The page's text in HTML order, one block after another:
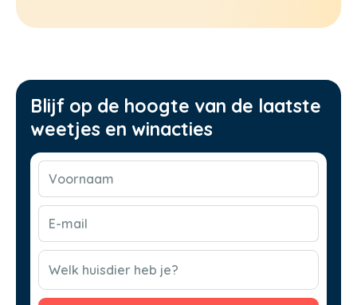
Blijf op de hoogte van de laatste
weetjes en winacties
Voornaam
E-
mail
(Vereist)
CAPTCHA
Welk huisdier heb je?